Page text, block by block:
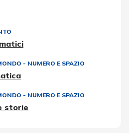
- NUMERO E SPAZIO
- NUMERO E SPAZIO
storie